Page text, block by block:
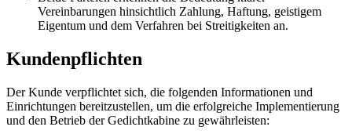
Vereinbarungen hinsichtlich Zahlung, Haftung, geistigem
Eigentum und dem Verfahren bei Streitigkeiten an.
Kundenpflichten
Der Kunde verpflichtet sich, die folgenden Informationen und
Einrichtungen bereitzustellen, um die erfolgreiche Implementierung
und den Betrieb der Gedichtkabine zu gewährleisten: